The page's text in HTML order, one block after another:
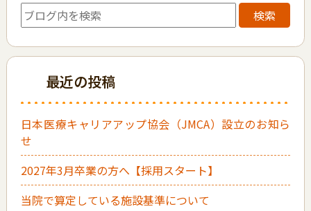
検索
最近の投稿
日本医療キャリアアップ協会（JMCA）設立のお知ら
せ
2027年3月卒業の方へ【採用スタート】
当院で算定している施設基準について